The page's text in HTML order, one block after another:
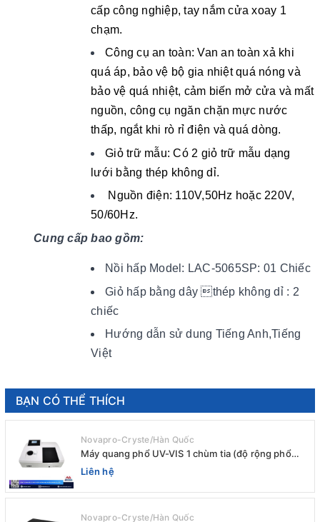
cấp công nghiệp, tay nắm cửa xoay 1
chạm.
Công cụ an toàn: Van an toàn xả khi
quá áp, bảo vệ bộ gia nhiệt quá nóng và
bảo vệ quá nhiệt, cảm biến mở cửa và mất
nguồn, công cụ ngăn chặn mực nước
thấp, ngắt khi rò rỉ điện và quá dòng.
Giỏ trữ mẫu: Có 2 giỏ trữ mẫu dạng
lưới bằng thép không dỉ.
Nguồn điện: 110V,50Hz hoặc 220V,
50/60Hz.
Cung cấp bao gồm:
Nồi hấp Model: LAC-5065SP: 01 Chiếc
Giỏ hấp bằng dây thép không dỉ : 2
chiếc
Hướng dẫn sử dung Tiếng Anh,Tiếng
Việt
BẠN CÓ THỂ THÍCH
Novapro-Cryste/Hàn Quốc
Máy quang phổ UV-VIS 1 chùm tia (độ rộng phổ
4nm) E-1000UV / Peak
Liên hệ
Novapro-Cryste/Hàn Quốc